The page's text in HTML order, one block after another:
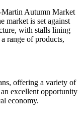
Autumn Market
market is set against
with stalls lining
range of products,
offering a variety of
excellent opportunity
economy.